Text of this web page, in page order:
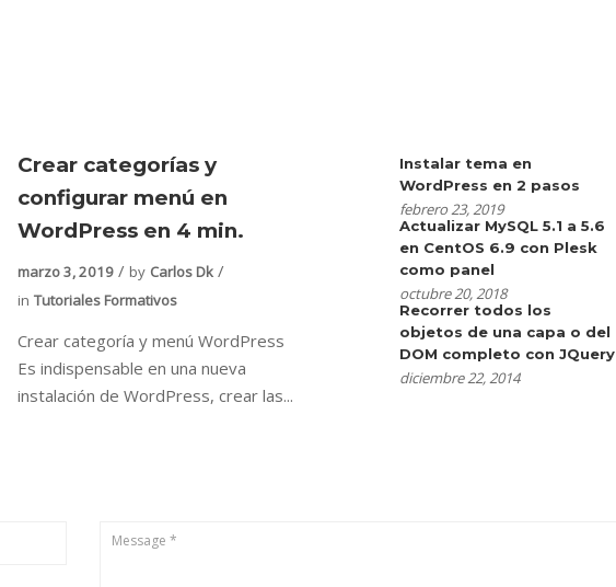
Crear categorías y
configurar menú en
WordPress en 4 min.
marzo 3, 2019 by Carlos Dk
in Tutoriales Formativos
Crear categoría y menú WordPress
Es indispensable en una nueva
instalación de WordPress, crear las...
Instalar tema en
WordPress en 2 pasos
febrero 23, 2019
Actualizar MySQL 5.1 a 5.6
en CentOS 6.9 con Plesk
como panel
octubre 20, 2018
Recorrer todos los
objetos de una capa o del
DOM completo con JQuery
diciembre 22, 2014